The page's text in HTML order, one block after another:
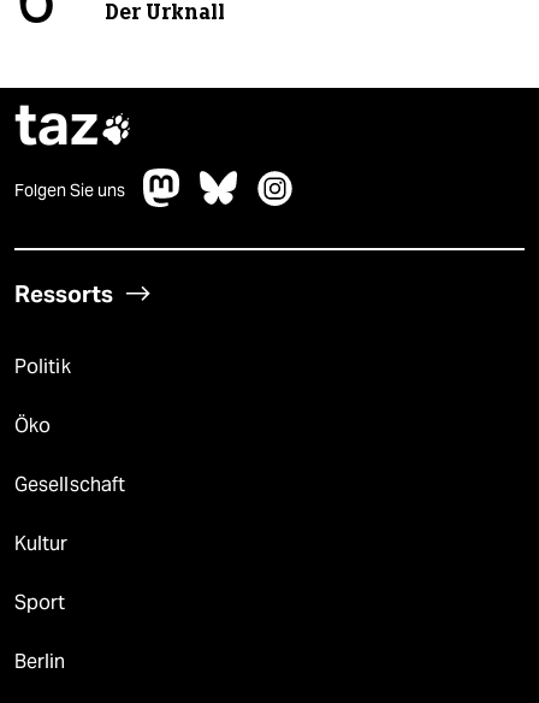
Der Urknall
taz
Folgen Sie uns
Ressorts
Politik
Öko
Gesellschaft
Kultur
Sport
Berlin